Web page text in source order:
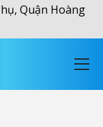
Quận Hoàng